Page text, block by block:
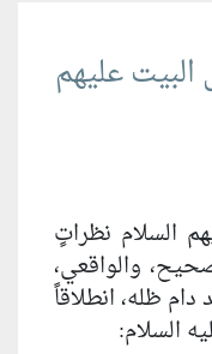
عليهم
السلام نظراتٍ
والواقعي،
ظله، انطلاقاً
السلام: